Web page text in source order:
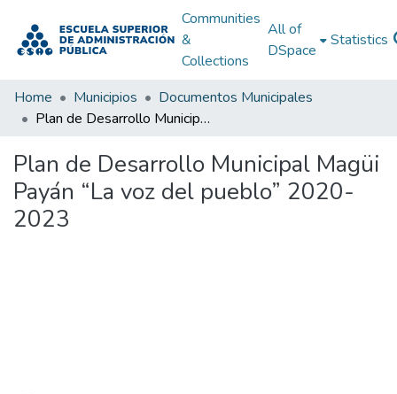
Communities
&
Collections
All of
DSpace
Statistics
Home Municipios
Documentos Municipales
Plan de Desarrollo Municipal Magüi Payán “La voz del pueblo” 2020-2023
Plan de Desarrollo Municipal Magüi
Payán “La voz del pueblo” 2020-
2023